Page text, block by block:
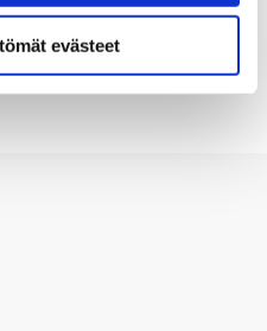
evästeet
TAIDE